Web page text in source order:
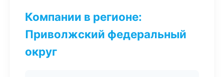
Компании в регионе:
Приволжский федеральный
округ